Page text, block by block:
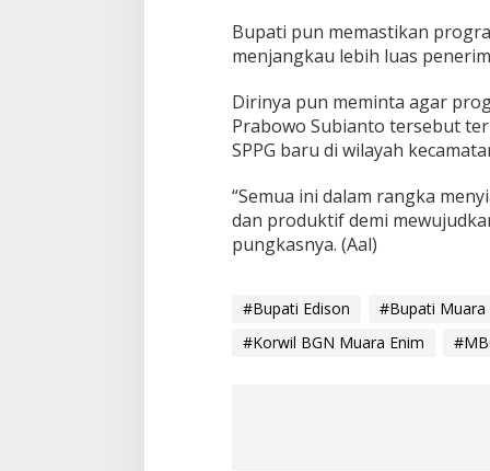
Bupati pun memastikan
menjangkau lebih luas
Dirinya pun meminta agar
Prabowo Subianto tersebut
SPPG baru di wilayah
“Semua ini dalam rangka
dan produktif demi
pungkasnya. (Aal)
#Bupati Edison #Bupati Muara
#Korwil BGN Muara Enim